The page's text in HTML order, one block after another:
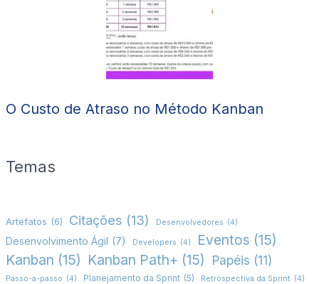
O Custo de Atraso no Método Kanban
Temas
Artefatos (6) Citações (13) Desenvolvedores (4)
Desenvolvimento Ágil (7) Developers (4) Eventos (15)
Kanban (15) Kanban Path+ (15) Papéis (11)
Passo-a-passo (4) Planejamento da Sprint (5) Retrospectiva da Sprint (4)